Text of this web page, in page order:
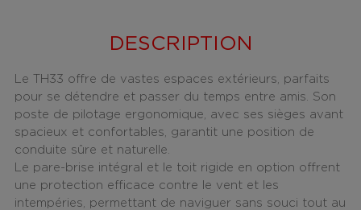
DESCRIPTION
Le TH33 offre de vastes espaces extérieurs, parfaits
pour se détendre et passer du temps entre amis. Son
poste de pilotage ergonomique, avec ses sièges avant
spacieux et confortables, garantit une position de
conduite sûre et naturelle.
Le pare-brise intégral et le toit rigide en option offrent
une protection efficace contre le vent et les
intempéries, permettant de naviguer sans souci tout au